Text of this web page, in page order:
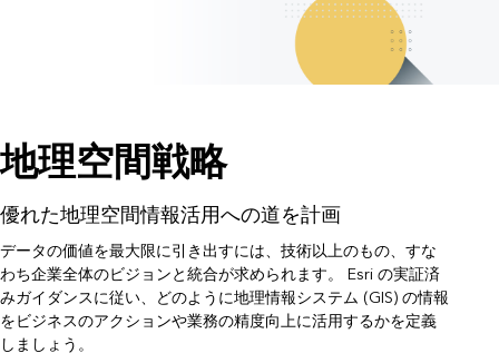
地理空間戦略
優れた地理空間情報活用への道を計画
データの価値を最大限に引き出すには、技術以上のもの、すな
わち企業全体のビジョンと統合が求められます。 Esri の実証済
みガイダンスに従い、どのように地理情報システム (GIS) の情報
をビジネスのアクションや業務の精度向上に活用するかを定義
しましょう。